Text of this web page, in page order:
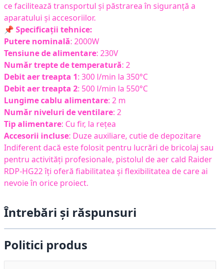
ce facilitează transportul și păstrarea în siguranță a
aparatului și accesoriilor.
📌 Specificații tehnice:
Putere nominală: 2000W
Tensiune de alimentare: 230V
Număr trepte de temperatură: 2
Debit aer treapta 1: 300 l/min la 350°C
Debit aer treapta 2: 500 l/min la 550°C
Lungime cablu alimentare: 2 m
Număr niveluri de ventilare: 2
Tip alimentare: Cu fir, la rețea
Accesorii incluse: Duze auxiliare, cutie de depozitare
Indiferent dacă este folosit pentru lucrări de bricolaj sau
pentru activități profesionale, pistolul de aer cald Raider
RDP-HG22 îți oferă fiabilitatea și flexibilitatea de care ai
nevoie în orice proiect.
Întrebări și răspunsuri
Politici produs